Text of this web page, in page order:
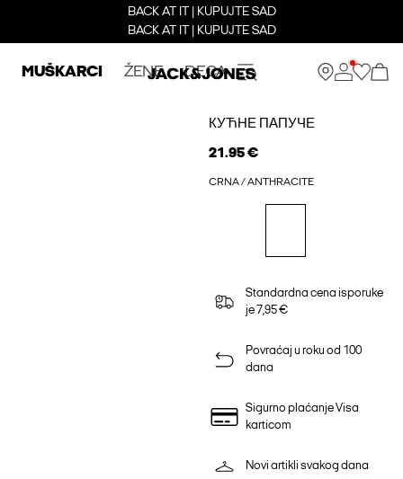
BACK AT IT | KUPUJTE SAD
BACK AT IT | KUPUJTE SAD
MUŠKARCI ŽENE DECA
КУЋНЕ ПАПУЧЕ
21.95 €
CRNA / ANTHRACITE
Standardna cena isporuke
je 7,95 €
Povraćaj u roku od 100
dana
Sigurno plaćanje Visa
karticom
Novi artikli svakog dana